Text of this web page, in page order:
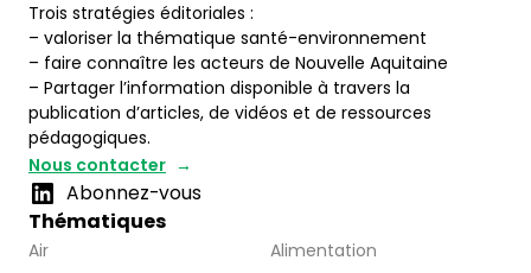
Trois stratégies éditoriales :
– valoriser la thématique santé-environnement
– faire connaître les acteurs de Nouvelle Aquitaine
– Partager l’information disponible à travers la
publication d’articles, de vidéos et de ressources
pédagogiques.
Nous contacter
Abonnez-vous
Thématiques
Air
Alimentation